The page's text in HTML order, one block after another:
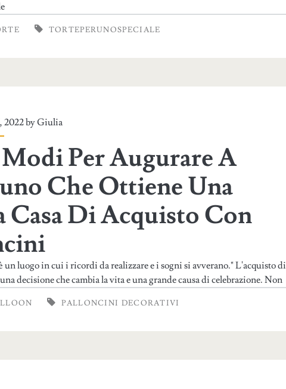
TORTEPERUNOSPECIALE
2022 byGiulia
Per Augurare A
Che Ottiene Una
Casa Di Acquisto Con
un luogo in cui i ricordi da realizzare e i sogni si avverano." L'acquisto di
decisione che cambia la vita e una grande causa di celebrazione. Non
PALLONCINI DECORATIVI